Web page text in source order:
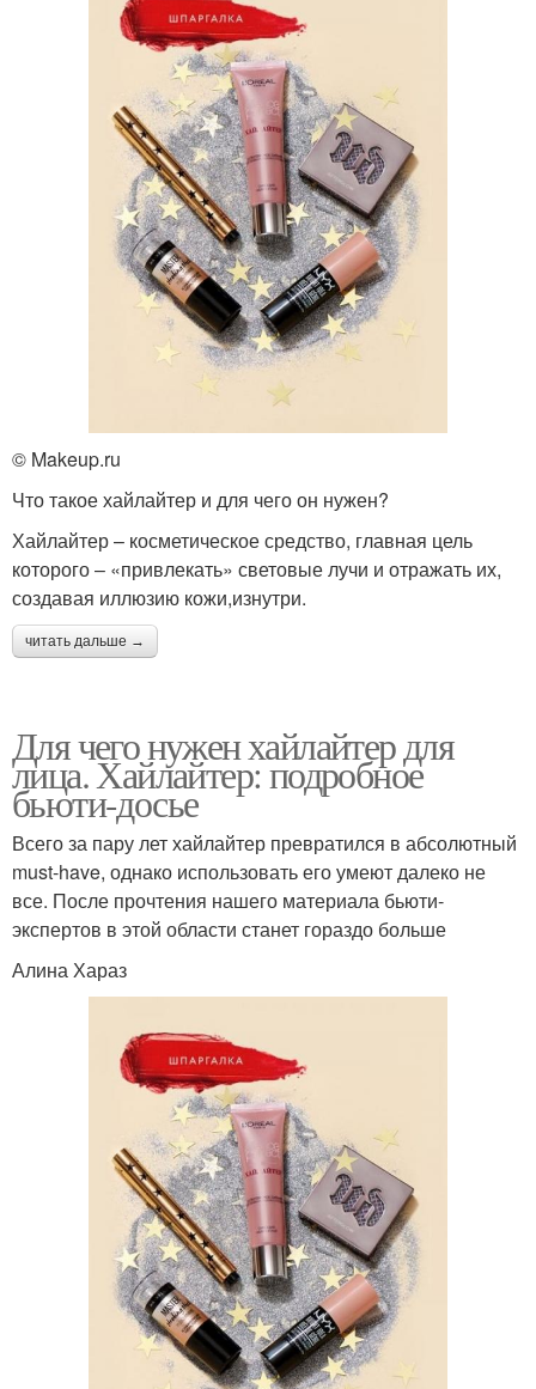
© Makeup.ru
Что такое хайлайтер и для чего он нужен?
Хайлайтер – косметическое средство, главная цель
которого – «привлекать» световые лучи и отражать их,
создавая иллюзию кожи,изнутри.
читать дальше →
Для чего нужен хайлайтер для
лица. Хайлайтер: подробное
бьюти-досье
Всего за пару лет хайлайтер превратился в абсолютный
must-have, однако использовать его умеют далеко не
все. После прочтения нашего материала бьюти-
экспертов в этой области станет гораздо больше
Алина Хараз